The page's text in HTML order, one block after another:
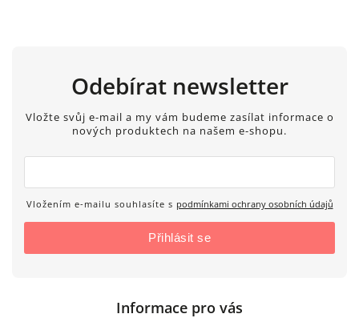
Odebírat newsletter
Vložte svůj e-mail a my vám budeme zasílat informace o
nových produktech na našem e-shopu.
Vložením e-mailu souhlasíte s podmínkami ochrany osobních údajů
Přihlásit se
Informace pro vás